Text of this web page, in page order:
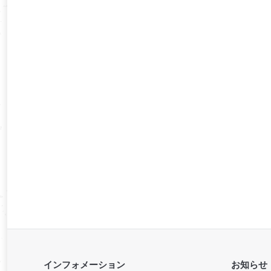
インフォメーション お知らせ